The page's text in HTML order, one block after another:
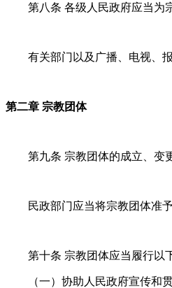
第八条 各级人民政府应当为
有关部门以及广播、电视、
第二章 宗教团体
第九条 宗教团体的成立、变
民政部门应当将宗教团体准
第十条 宗教团体应当履行以
（一）协助人民政府宣传和